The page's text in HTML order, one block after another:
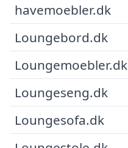
havemoebler.dk
Loungebord.dk
Loungemoebler.dk
Loungeseng.dk
Loungesofa.dk